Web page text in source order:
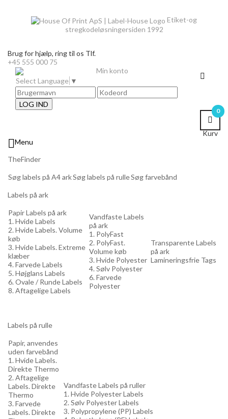
Etiket-og
stregkodeløsningersiden 1992
Brug for hjælp, ring til os Tlf.
+45 555 000 75
Select Language ▼
LOG IND
0
Kurv
Min konto
Menu
TheFinder
Søg labels på A4 arkSøg labels på rulleSøg farvebånd
Labels på ark
Papir Labels på ark
1. Hvide Labels
2. Hvide Labels. Volume
køb
3. Hvide Labels. Extreme
klæber
4. Farvede Labels
5. Højglans Labels
6. Ovale / Runde Labels
8. Aftagelige Labels
Vandfaste Labels
på ark
1. PolyFast
2. PolyFast.
Volume køb
3. Hvide Polyester
4. Sølv Polyester
6. Farvede
Polyester
Transparente Labels
på ark
Lamineringsfrie Tags
Labels på rulle
Papir, anvendes
uden farvebånd
1. Hvide Labels.
Direkte Thermo
2. Aftagelige
Labels. Direkte
Thermo
3. Farvede
Labels. Direkte
Vandfaste Labels på ruller
1. Hvide Polyester Labels
2. Sølv Polyester Labels
3. Polypropylene (PP) Labels